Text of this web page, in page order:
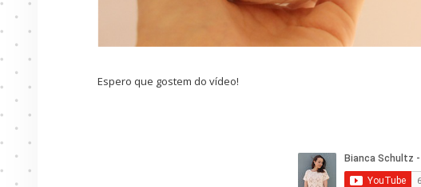
Espero que gostem do vídeo!